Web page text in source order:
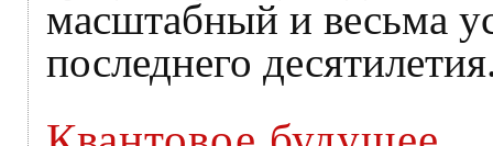
масштабный и весьма
последнего